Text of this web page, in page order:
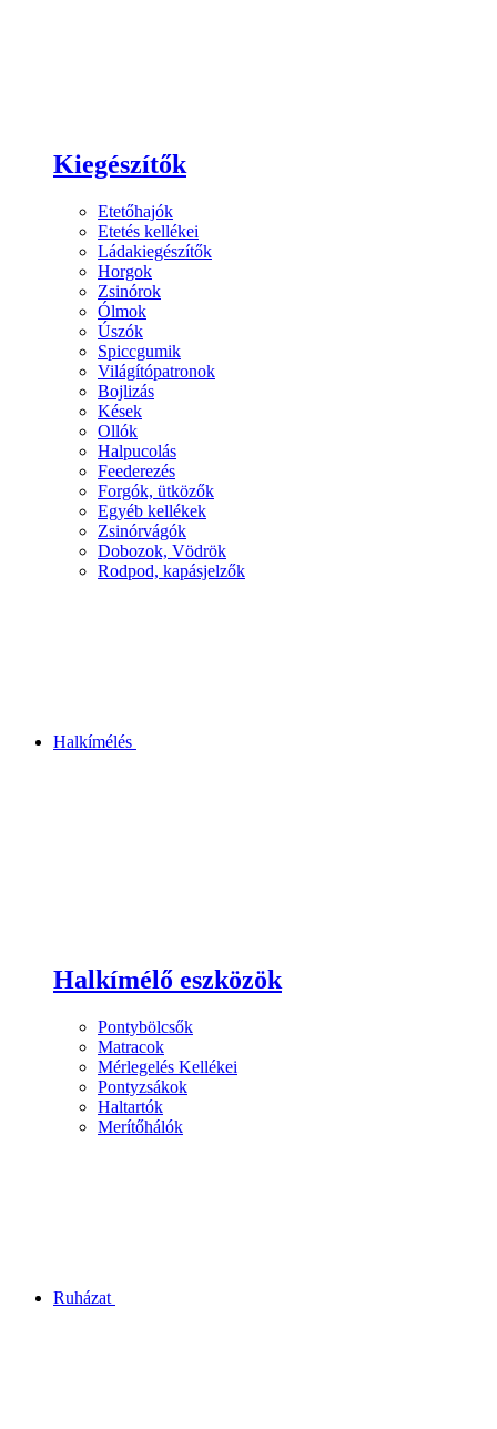
Kiegészítők
Etetőhajók
Etetés kellékei
Ládakiegészítők
Horgok
Zsinórok
Ólmok
Úszók
Spiccgumik
Világítópatronok
Bojlizás
Kések
Ollók
Halpucolás
Feederezés
Forgók, ütközők
Egyéb kellékek
Zsinórvágók
Dobozok, Vödrök
Rodpod, kapásjelzők
Halkímélés
Halkímélő eszközök
Pontybölcsők
Matracok
Mérlegelés Kellékei
Pontyzsákok
Haltartók
Merítőhálók
Ruházat